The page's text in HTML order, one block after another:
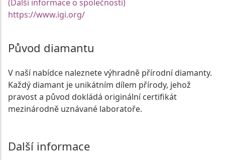
(Další informace o společnosti)
https://www.igi.org/
Původ diamantu
V naší nabídce naleznete výhradně přírodní diamanty.
Každý diamant je unikátním dílem přírody, jehož
pravost a původ dokládá originální certifikát
mezinárodně uznávané laboratoře.
Další informace